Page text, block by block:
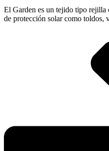
El Garden es un tejido tipo rejilla
de protección solar como toldos,